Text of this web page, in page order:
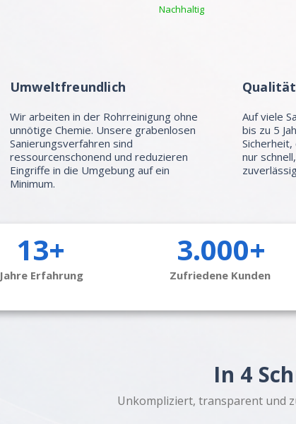
Nachhaltig
Umweltfreundlich
Wir arbeiten in der Rohrreinigung ohne
unnötige Chemie. Unsere grabenlosen
Sanierungsverfahren sind
ressourcenschonend und reduzieren
Eingriffe in die Umgebung auf ein
Minimum.
Auf viele
bis zu 5
nur
13+
Jahre Erfahrung
3.000+
Zufriedene Kunden
In 4
Unkompliziert, transparent und